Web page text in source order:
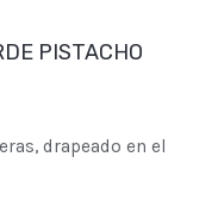
PISTACHO
drapeado en el